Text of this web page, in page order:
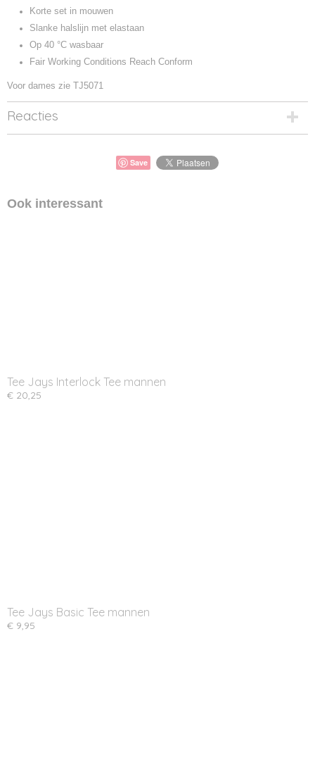
Korte set in mouwen
Slanke halslijn met elastaan
Op 40 °C wasbaar
Fair Working Conditions Reach Conform
Voor dames zie TJ5071
Reacties
Save
Ook interessant
Tee Jays Interlock Tee mannen
€ 20,25
Tee Jays Basic Tee mannen
€ 9,95